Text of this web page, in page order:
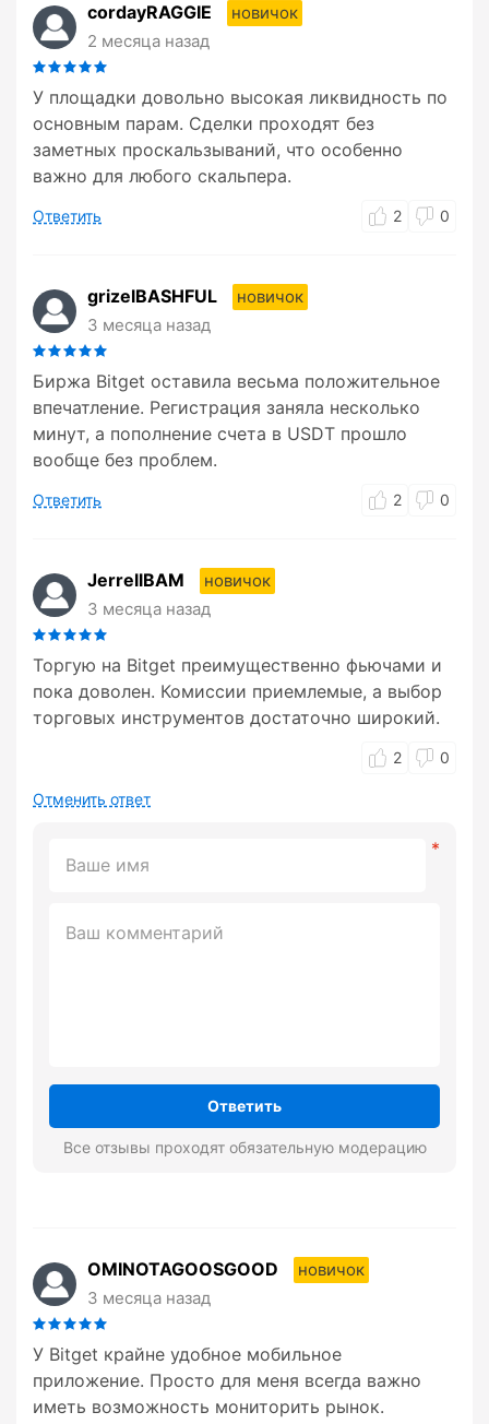
cordayRAGGIE
новичок
2 месяца назад
У площадки довольно высокая ликвидность по
основным парам. Сделки проходят без
заметных проскальзываний, что особенно
важно для любого скальпера.
Ответить 2 0
grizelBASHFUL
новичок
3 месяца назад
Биржа Bitget оставила весьма положительное
впечатление. Регистрация заняла несколько
минут, а пополнение счета в USDT прошло
вообще без проблем.
Ответить 2 0
JerrellBAM
новичок
3 месяца назад
Торгую на Bitget преимущественно фьючами и
пока доволен. Комиссии приемлемые, а выбор
торговых инструментов достаточно широкий.
Отменить ответ
Ответить
Все отзывы проходят обязательную модерацию
2 0
OMINOTAGOOSGOOD
новичок
3 месяца назад
У Bitget крайне удобное мобильное
приложение. Просто для меня всегда важно
иметь возможность мониторить рынок.